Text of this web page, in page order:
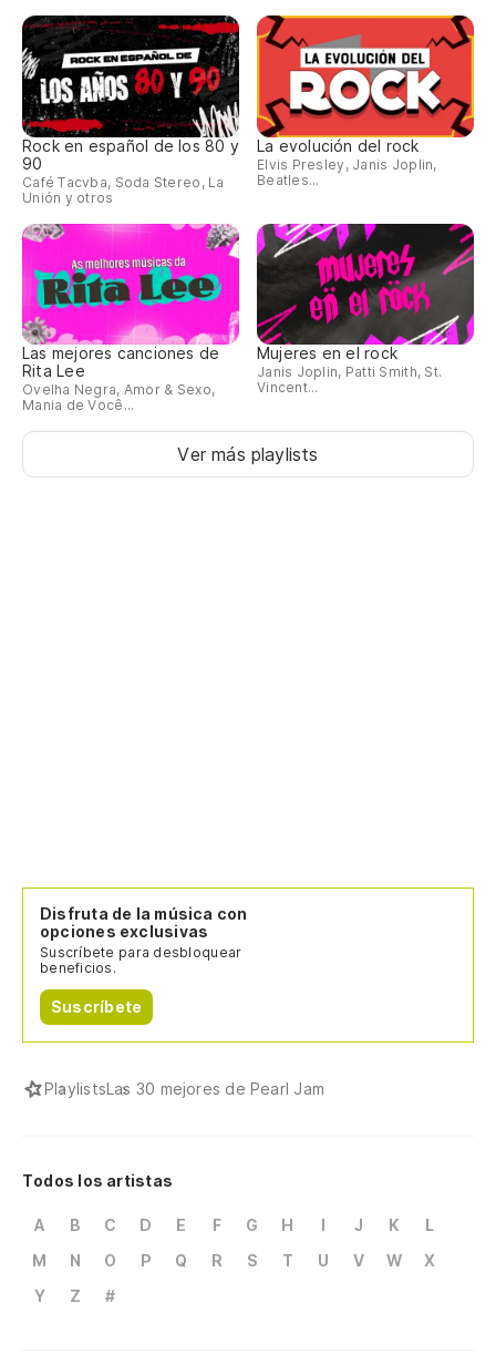
Rock en español de los 80 y
90
Café Tacvba, Soda Stereo, La
Unión y otros
La evolución del rock
Elvis Presley, Janis Joplin,
Beatles...
Las mejores canciones de
Rita Lee
Ovelha Negra, Amor & Sexo,
Mania de Você...
Mujeres en el rock
Janis Joplin, Patti Smith, St.
Vincent...
Ver más playlists
Disfruta de la música con
opciones exclusivas
Suscríbete para desbloquear
beneficios.
Suscríbete
PlaylistsLas 30 mejores de Pearl Jam
Todos los artistas
A B C D E F G H I J K
L
M
N O P Q R S T U V W
X
Y
Z #